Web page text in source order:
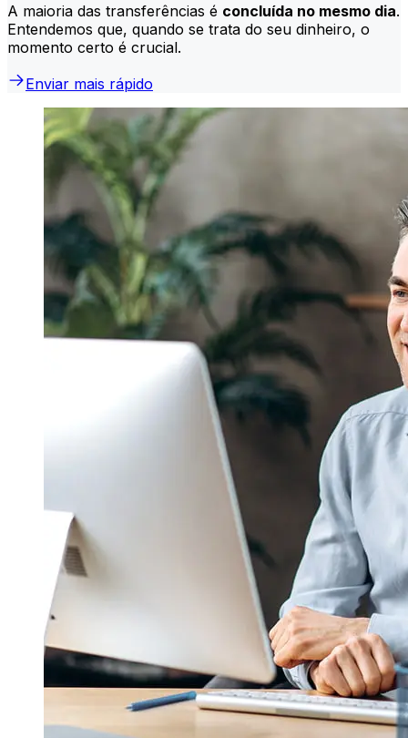
A maioria das transferências é concluída no mesmo dia.
Entendemos que, quando se trata do seu dinheiro, o
momento certo é crucial.
Enviar mais rápido